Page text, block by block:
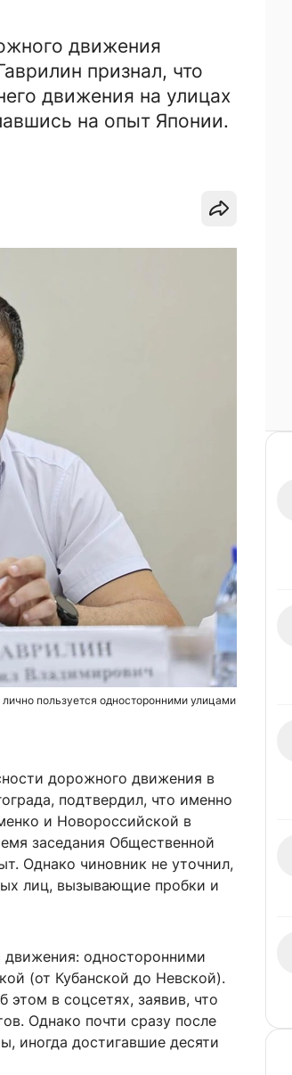
движения
признал, что
движения на улицах
на опыт Японии.
пользуется односторонними улицами
дорожного движения в
подтвердил, что именно
и Новороссийской в
заседания Общественной
Однако чиновник не уточнил,
лиц, вызывающие пробки и
движения: односторонними
(от Кубанской до Невской).
этом в соцсетях, заявив, что
Однако почти сразу после
иногда достигавшие десяти